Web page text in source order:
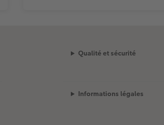
Qualité et sécurité
Informations légales